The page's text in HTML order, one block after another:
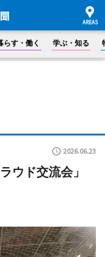
らす・働く 学ぶ・知る
2026.06.23
ウド交流会」